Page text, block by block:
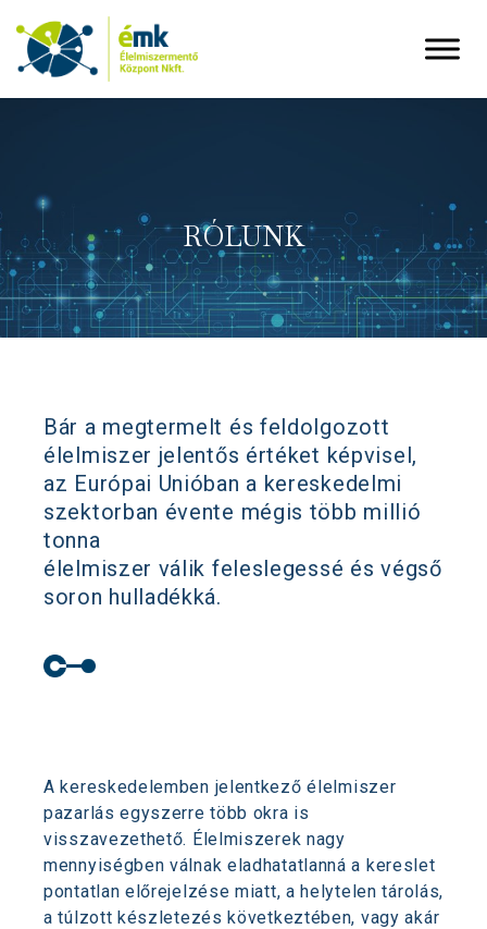
RÓLUNK
Bár a megtermelt és feldolgozott
élelmiszer jelentős értéket képvisel,
az Európai Unióban a kereskedelmi
szektorban évente mégis több millió
tonna
élelmiszer válik feleslegessé és végső
soron hulladékká.
A kereskedelemben jelentkező élelmiszer
pazarlás egyszerre több okra is
visszavezethető. Élelmiszerek nagy
mennyiségben válnak eladhatatlanná a kereslet
pontatlan előrejelzése miatt, a helytelen tárolás,
a túlzott készletezés következtében, vagy akár